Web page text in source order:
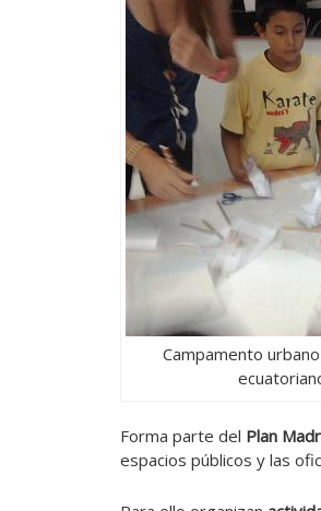
Campamento
Forma parte del Plan
espacios públicos y las